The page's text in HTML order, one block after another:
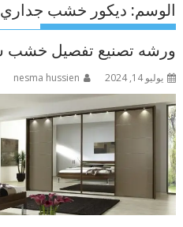
الوسم: ديكور خشب جداري
ورشه تصنيع تفصيل خشب سيهات
يوليو 14, 2024 nesma hussien